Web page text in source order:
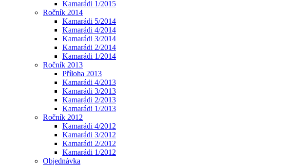
Kamarádi 1/2015
Ročník 2014
Kamarádi 5/2014
Kamarádi 4/2014
Kamarádi 3/2014
Kamarádi 2/2014
Kamarádi 1/2014
Ročník 2013
Příloha 2013
Kamarádi 4/2013
Kamarádi 3/2013
Kamarádi 2/2013
Kamarádi 1/2013
Ročník 2012
Kamarádi 4/2012
Kamarádi 3/2012
Kamarádi 2/2012
Kamarádi 1/2012
Objednávka